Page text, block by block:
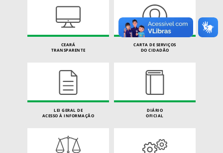
CEARÁ
TRANSPARENTE
CARTA DE SERVIÇOS
DO CIDADÃO
LEI GERAL DE
ACESSO À INFORMAÇÃO
DIÁRIO
OFICIAL